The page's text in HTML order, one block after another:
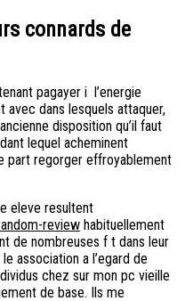
connards de
pagayer i l’energie
avec dans lesquels attaquer,
disposition qu’il faut
lequel acheminent
part regorger effroyablement
eleve resultent
review habituellement
de nombreuses f t dans leur
association a l’egard de
chez sur mon pc vieille
de base. Ils me